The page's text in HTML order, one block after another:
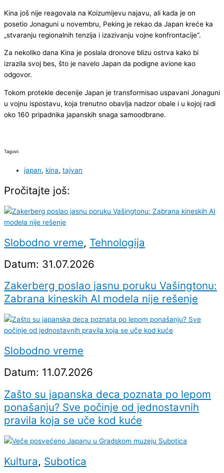
Kina još nije reagovala na Koizumijevu najavu, ali kada je on
posetio Jonaguni u novembru, Peking je rekao da Japan kreće ka
„stvaranju regionalnih tenzija i izazivanju vojne konfrontacije“.
Za nekoliko dana Kina je poslala dronove blizu ostrva kako bi
izrazila svoj bes, što je navelo Japan da podigne avione kao
odgovor.
Tokom protekle decenije Japan je transformisao uspavani Jonaguni
u vojnu ispostavu, koja trenutno obavlja nadzor obale i u kojoj radi
oko 160 pripadnika japanskih snaga samoodbrane.
Tagovi:
japan, kina, tajvan
Pročitajte još:
Slobodno vreme, Tehnologija
Datum: 31.07.2026
Zakerberg poslao jasnu poruku Vašingtonu:
Zabrana kineskih AI modela nije rešenje
Slobodno vreme
Datum: 11.07.2026
Zašto su japanska deca poznata po lepom
ponašanju? Sve počinje od jednostavnih
pravila koja se uče kod kuće
Kultura, Subotica